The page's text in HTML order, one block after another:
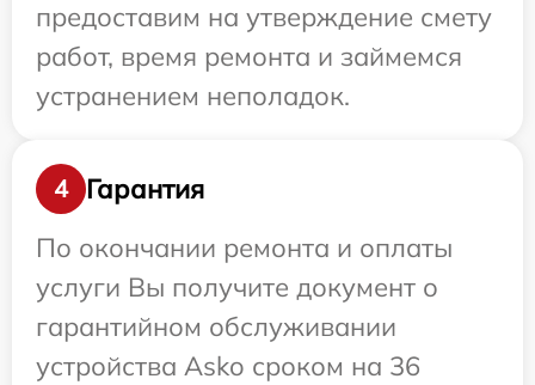
предоставим на утверждение смету
работ, время ремонта и займемся
устранением неполадок.
4
Гарантия
По окончании ремонта и оплаты
услуги Вы получите документ о
гарантийном обслуживании
устройства Asko сроком на 36